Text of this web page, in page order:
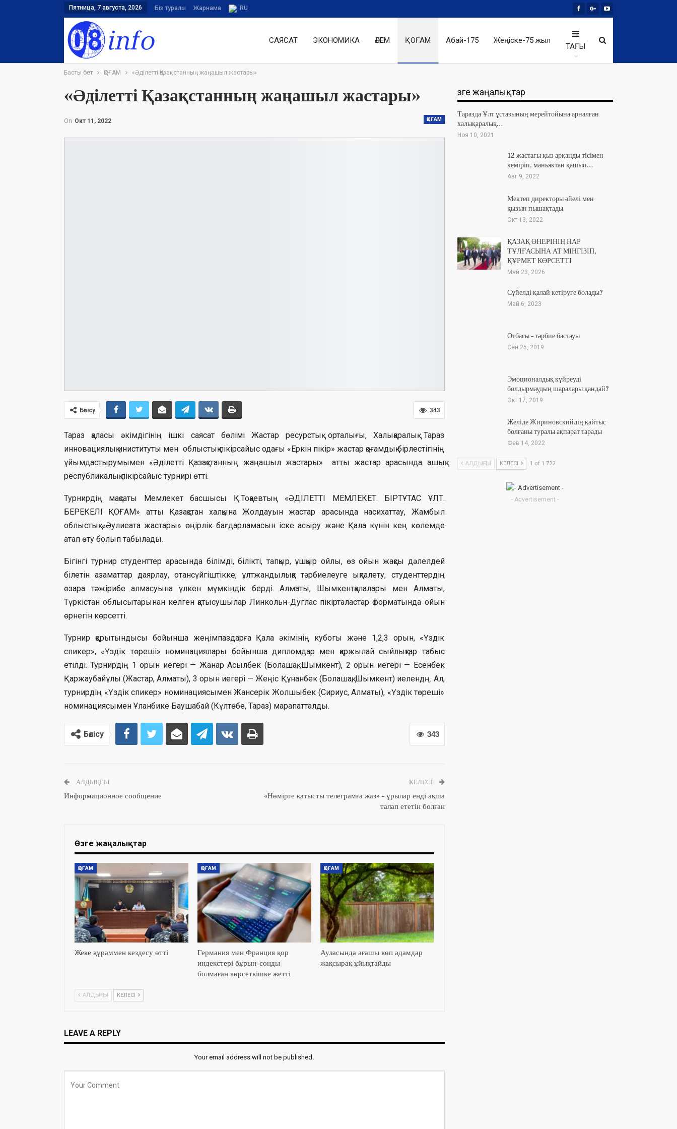
Пятница, 7 августа, 2026 Біз туралы Жарнама RU
САЯСАТ ЭКОНОМИКА ӘЛЕМ ҚОҒАМ Абай-175 Жеңіске-75 жыл
ТАҒЫ
Басты бет ҚОҒАМ «Әділетті Қазақстанның жаңашыл жастары»
«Әділетті Қазақстанның жаңашыл жастары»
ҚОҒАМ
On Окт 11, 2022
343
Бөлісу
Тараз қаласы әкімдігінің ішкі саясат бөлімі Жастар ресурстық орталығы, Халықаралық Тараз
инновациялық иниституты мен облыстық пікірсайыс одағы «Еркін пікір» жастар қоғамдық бірлестігінің
ұйымдастырумымен «Әділетті Қазақстанның жаңашыл жастары» атты жастар арасында ашық
республикалық пікірсайыс турнирі өтті.
Турнирдің мақсаты Мемлекет басшысы Қ.Тоқаевтың «ӘДІЛЕТТІ МЕМЛЕКЕТ. БІРТҰТАС ҰЛТ.
БЕРЕКЕЛІ ҚОҒАМ» атты Қазақстан халқына Жолдауын жастар арасында насихаттау, Жамбыл
облыстық «Әулиеата жастары» өңірлік бағдарламасын іске асыру және Қала күнін кең көлемде
атап өту болып табылады.
Бігінгі турнир студенттер арасында білімді, білікті, тапқыр, ұшқыр ойлы, өз ойын жақсы дәлелдей
білетін азаматтар даярлау, отансүйгіштікке, ұлтжандылыққа тәрбиелеуге ықпалету, студенттердің
өзара тәжірибе алмасуына үлкен мүмкіндік берді. Алматы, Шымкентқалалары мен Алматы,
Түркістан облысытарынан келген қатысушылар Линкольн-Дуглас пікірталастар форматында ойын
өрнегін көрсетті.
Турнир қорытындысы бойынша жеңімпаздарға Қала әкімінің кубогы және 1,2,3 орын, «Үздік
спикер», «Үздік төреші» номинациялары бойынша дипломдар мен қаржылай сыйлықтар табыс
етілді. Турнирдің 1 орын иегері — Жанар Асылбек (Болашақ, Шымкент), 2 орын иегері — Есенбек
Қаржаубайұлы (Жастар, Алматы), 3 орын иегері — Жеңіс Құнанбек (Болашақ, Шымкент) иелендң. Ал,
турнирдің «Үздік спикер» номинациясымен Жансерік Жолшыбек (Сириус, Алматы), «Үздік төреші»
номинациясымен Ұланбике Баушабай (Күлтөбе, Тараз) марапатталды.
343
Бөлісу
АЛДЫҢҒЫ
Информационное сообщение
КЕЛЕСІ
«Нөмірге қатысты телеграмға жаз» – ұрылар енді ақша
талап ететін болған
Өзге жаңалықтар
ҚОҒАМ
Жеке құраммен кездесу өтті
ҚОҒАМ
Германия мен Франция қор
индекстері бұрын-соңды
болмаған көрсеткішке жетті
ҚОҒАМ
Ауласында ағашы көп адамдар
жақсырақ ұйықтайды
АЛДЫҢҒЫ КЕЛЕСІ
LEAVE A REPLY
Your email address will not be published.
Өзге жаңалықтар
Таразда Ұлт ұстазының мерейтойына арналған
халықаралық…
Ноя 10, 2021
12 жастағы қыз арқанды тісімен
кеміріп, маньяктан қашып…
Авг 9, 2022
Мектеп директоры әйелі мен
қызын пышақтады
Окт 13, 2022
ҚАЗАҚ ӨНЕРІНІҢ НАР
ТҰЛҒАСЫНА АТ МІНГІЗІП,
ҚҰРМЕТ КӨРСЕТТІ
Май 23, 2026
Сүйелді қалай кетіруге болады?
Май 6, 2023
Отбасы – тәрбие бастауы
Сен 25, 2019
Эмоционалдық күйреуді
болдырмаудың шаралары қандай?
Окт 17, 2019
Желіде Жириновскийдің қайтыс
болғаны туралы ақпарат тарады
Фев 14, 2022
АЛДЫҢҒЫ КЕЛЕСІ 1 of 1 722
- Advertisement -